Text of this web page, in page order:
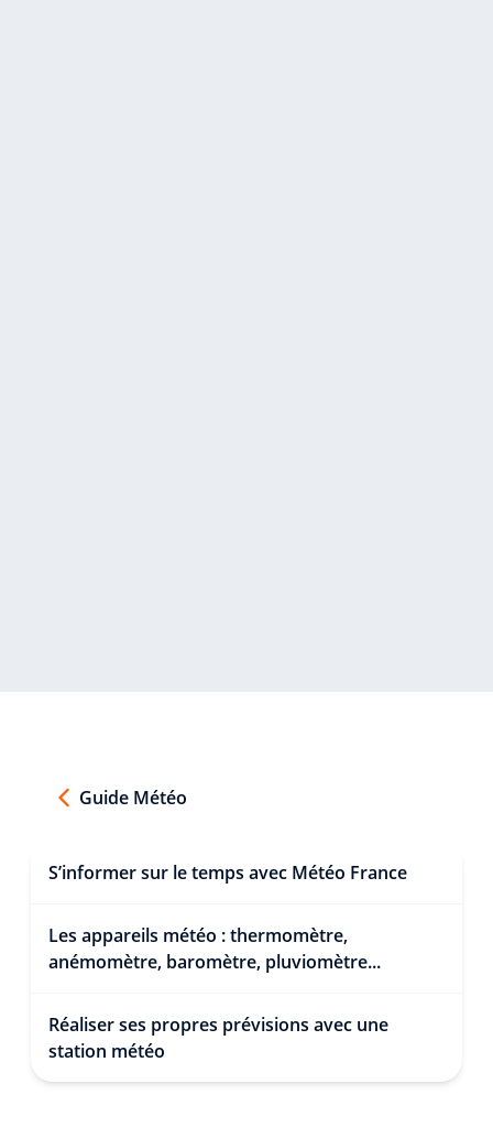
Guide Météo
S’informer sur le temps avec Météo France
Les appareils météo : thermomètre,
anémomètre, baromètre, pluviomètre...
Réaliser ses propres prévisions avec une
station météo